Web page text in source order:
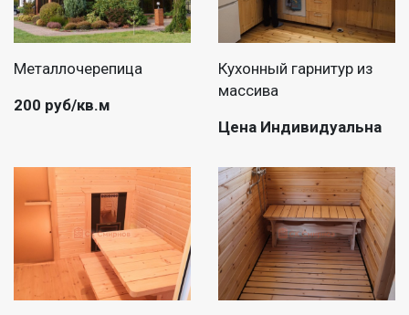
Металлочерепица
200 руб/кв.м
Кухонный гарнитур из
массива
Цена Индивидуальна